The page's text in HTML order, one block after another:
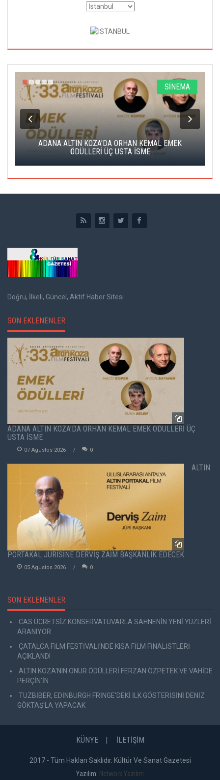
SİNEMA
ADANA ALTIN KOZA'DA ORHAN KEMAL EMEK
ÖDÜLLERİ ÜÇ USTA İSME
Doğru, İlkeli, Güncel, Aktif Haber Sitesi
SON EKLENENLER
ADANA ALTIN KOZA'DA ORHAN KEMAL EMEK ÖDÜLLERİ ÜÇ
USTA İSME
07 Agustos 2026 0
ALTIN
PORTAKAL JÜRİSİNE DERVİŞ ZAİM BAŞKANLIK EDECEK
05 Agustos 2026 0
SON EKLENENLER
CAS ÜCRETSİZ KONSERVATUVARLA SAHNENİN YENİ YÜZLERİ
ARANIYOR
ÇATALCA FİLM FESTİVALİ'NDE KISA FİLM FİNALİSTLERİ
AÇIKLANDI
ALTIN KOZA'NIN ONUR ÖDÜLLERİ FERZAN ÖZPETEK VE VAHİDE
PERÇİN'İN
TUZBİBER, EDİNBURGH FRİNGE'DEKİ İLK GÖSTERİSİNİ DENİZ
GÖKTAŞ'LA YAPACAK
KÜNYE İLETİŞİM
2017 - Tüm Hakları Saklıdır. Kültür Ve Sanat Gazetesi
Yazılım: Network Yazılım